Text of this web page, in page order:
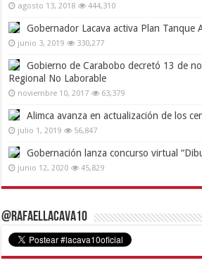
agosto 13, 2018 444,310
Gobernador Lacava activa Plan Tanque
junio 3, 2019 330,277
Gobierno de Carabobo decretó 13 de
Regional No Laborable
noviembre 10, 2017 63,379
Alimca avanza en actualización de los
julio 1, 2019 56,847
Gobernación lanza concurso virtual
junio 12, 2020 45,829
@RafaelLacava10